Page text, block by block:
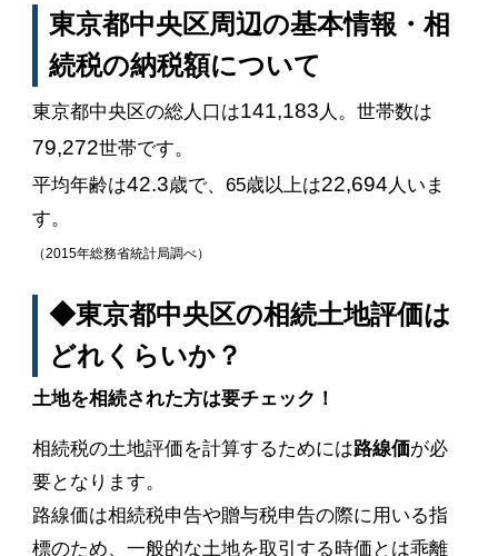
東京都中央区周辺の基本情報・相
続税の納税額について
東京都中央区の総人口は141,183 人。世帯数は
79,272世帯です。
平均年齢は42.3歳で、65歳以上は22,694 人いま
す。
（2015年総務省統計局調べ）
◆東京都中央区の相続土地評価は
どれくらいか？
土地を相続された方は要チェック！
相続税の土地評価を計算するためには路線価が必
要となります。
路線価は相続税申告や贈与税申告の際に用いる指
標のため、一般的な土地を取引する時価とは乖離